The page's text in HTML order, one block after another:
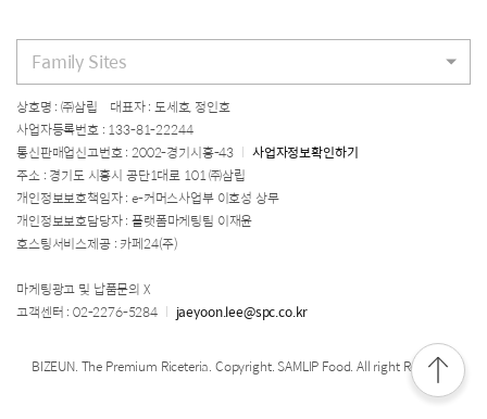
상호명 : ㈜삼립 대표자 : 도세호, 정인호
사업자등록번호 : 133-81-22244
통신판매업신고번호 : 2002-경기시흥-43
사업자정보확인하기
주소 : 경기도 시흥시 공단1대로 101 ㈜삼립
개인정보보호책임자 : e-커머스사업부 이호성 상무
개인정보보호담당자 : 플랫폼마케팅팀 이재윤
호스팅서비스제공 : 카페24(주)
마케팅광고 및 납품문의 X
고객센터 : 02-2276-5284
jaeyoon.lee@spc.co.kr
Family Sites
BIZEUN. The Premium Riceteria. Copyright. SAMLIP Food. All right Reserved.